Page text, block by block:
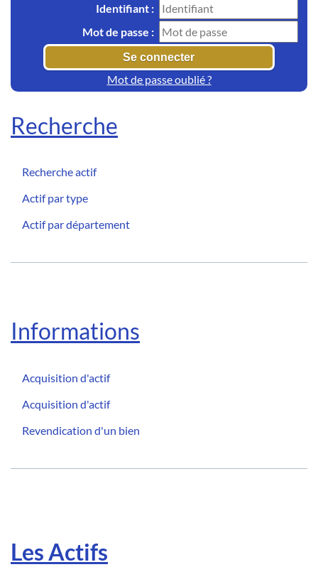
Identifiant :
Mot de passe :
Mot de passe oublié ?
Recherche
Recherche actif
Actif par type
Actif par département
Informations
Acquisition d'actif
Acquisition d'actif
Revendication d'un bien
Les Actifs